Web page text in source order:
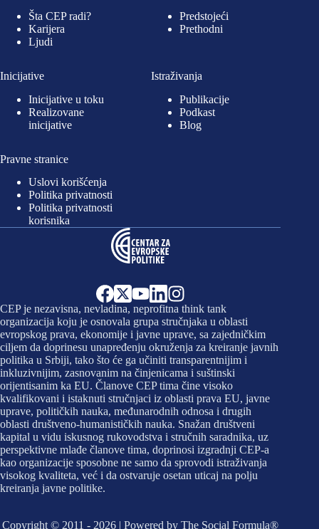
Šta CEP radi?
Karijera
Ljudi
Predstojeći
Prethodni
Inicijative
Inicijative u toku
Realizovane
inicijative
Istraživanja
Publikacije
Podkast
Blog
Pravne stranice
Uslovi korišćenja
Politika privatnosti
Politika privatnosti
korisnika
CEP je nezavisna, nevladina, neprofitna think tank
organizacija koju je osnovala grupa stručnjaka u oblasti
evropskog prava, ekonomije i javne uprave, sa zajedničkim
ciljem da doprinesu unapređenju okruženja za kreiranje javnih
politika u Srbiji, tako što će ga učiniti transparentnijim i
inkluzivnijim, zasnovanim na činjenicama i suštinski
orijentisanim ka EU. Članove CEP tima čine visoko
kvalifikovani i istaknuti stručnjaci iz oblasti prava EU, javne
uprave, političkih nauka, međunarodnih odnosa i drugih
oblasti društveno-humanističkih nauka. Snažan društveni
kapital u vidu iskusnog rukovodstva i stručnih saradnika, uz
perspektivne mlađe članove tima, doprinosi izgradnji CEP-a
kao organizacije sposobne ne samo da sprovodi istraživanja
visokog kvaliteta, već i da ostvaruje osetan uticaj na polju
kreiranja javne politike.
Copyright © 2011 - 2026 | Powered byThe Social Formula®